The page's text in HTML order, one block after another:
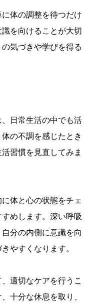
体の調整を待つだけ
を向けることが大切
気づきや学びを得る
日常生活の中でも活
の不調を感じたとき
習慣を見直してみま
体と心の状態をチェ
めします。深い呼吸
分の内側に意識を向
やすくなります。
適切なケアを行うこ
十分な休息を取り、